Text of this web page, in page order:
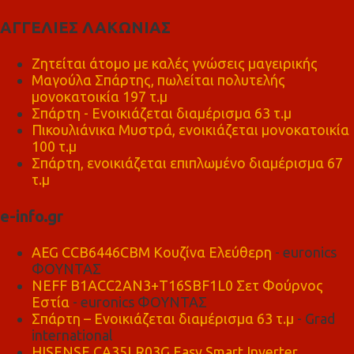
ΑΓΓΕΛΙΕΣ ΛΑΚΩΝΙΑΣ
Ζητείται άτομο με καλές γνώσεις μαγειρικής
Μαγούλα Σπάρτης, πωλείται πολυτελής
μονοκατοικία 197 τ.μ
Σπάρτη - Ενοικιάζεται διαμέρισμα 63 τ.μ
Πικουλιάνικα Μυστρά, ενοικιάζεται μονοκατοικία
100 τ.μ
Σπάρτη, ενοικιάζεται επιπλωμένο διαμέρισμα 67
τ.μ
e-info.gr
AEG CCB6446CBM Κουζίνα Ελεύθερη - euronics
ΦΟΥΝΤΑΣ
NEFF B1ACC2AN3+T16SBF1L0 Σετ Φούρνος
Εστία - euronics ΦΟΥΝΤΑΣ
Σπάρτη – Ενοικιάζεται διαμέρισμα 63 τ.μ - Grad
international